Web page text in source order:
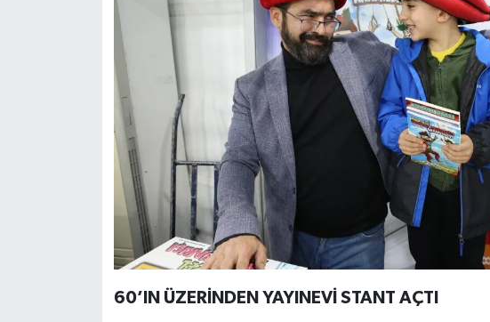
60’IN ÜZERİNDEN YAYINEVİ STANT AÇTI